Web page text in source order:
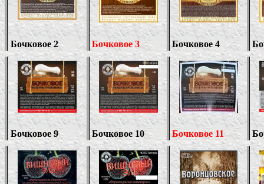
Бочковое 2 Бочковое 3 Бочковое 4
Бочковое9 Бочковое 10 Бочковое 11